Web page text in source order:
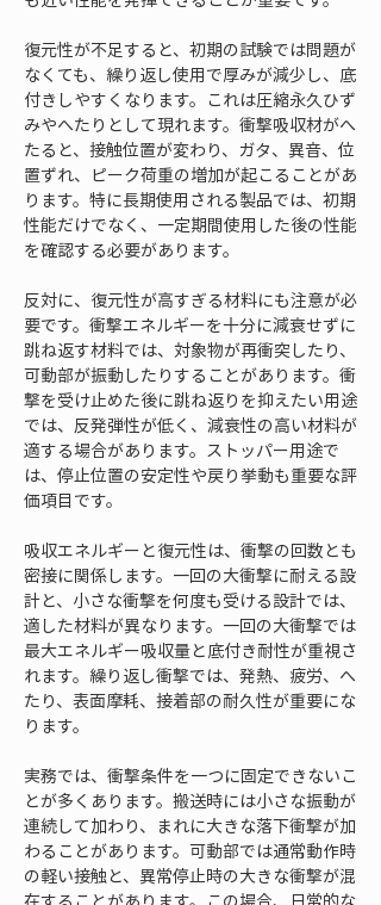
復元性が不足すると、初期の試験では問題が
なくても、繰り返し使用で厚みが減少し、底
付きしやすくなります。これは圧縮永久ひず
みやへたりとして現れます。衝撃吸収材がへ
たると、接触位置が変わり、ガタ、異音、位
置ずれ、ピーク荷重の増加が起こることがあ
ります。特に長期使用される製品では、初期
性能だけでなく、一定期間使用した後の性能
を確認する必要があります。
反対に、復元性が高すぎる材料にも注意が必
要です。衝撃エネルギーを十分に減衰せずに
跳ね返す材料では、対象物が再衝突したり、
可動部が振動したりすることがあります。衝
撃を受け止めた後に跳ね返りを抑えたい用途
では、反発弾性が低く、減衰性の高い材料が
適する場合があります。ストッパー用途で
は、停止位置の安定性や戻り挙動も重要な評
価項目です。
吸収エネルギーと復元性は、衝撃の回数とも
密接に関係します。一回の大衝撃に耐える設
計と、小さな衝撃を何度も受ける設計では、
適した材料が異なります。一回の大衝撃では
最大エネルギー吸収量と底付き耐性が重視さ
れます。繰り返し衝撃では、発熱、疲労、へ
たり、表面摩耗、接着部の耐久性が重要にな
ります。
実務では、衝撃条件を一つに固定できないこ
とが多くあります。搬送時には小さな振動が
連続して加わり、まれに大きな落下衝撃が加
わることがあります。可動部では通常動作時
の軽い接触と、異常停止時の大きな衝撃が混
在することがあります。この場合、日常的な